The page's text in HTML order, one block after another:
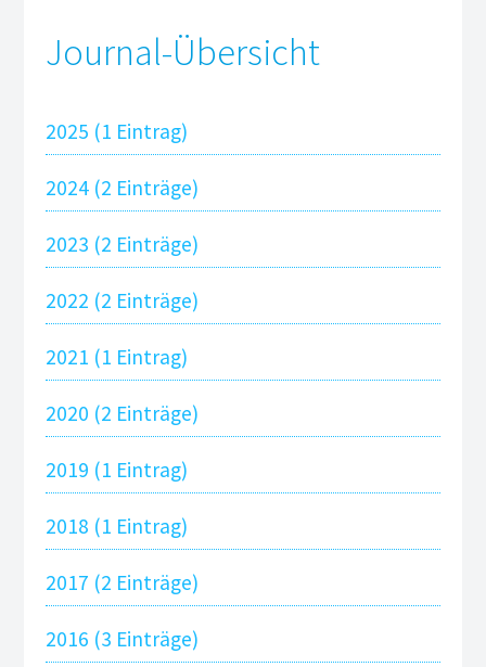
CD und Wortmarke
Wortmarke
Wortmarke Sportiv DEPOT
Journal-Übersicht
2025 (1 Eintrag)
2024 (2 Einträge)
2023 (2 Einträge)
2022 (2 Einträge)
2021 (1 Eintrag)
2020 (2 Einträge)
2019 (1 Eintrag)
2018 (1 Eintrag)
2017 (2 Einträge)
2016 (3 Einträge)